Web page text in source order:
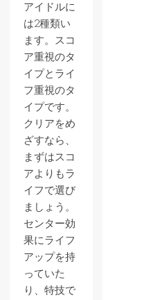
アイドルに
は2種類い
ます。スコ
ア重視のタ
イプとライ
フ重視のタ
イプです。
クリアをめ
ざすなら、
まずはスコ
アよりもラ
イフで選び
ましょう。
センター効
果にライフ
アップを持
っていた
り、特技で